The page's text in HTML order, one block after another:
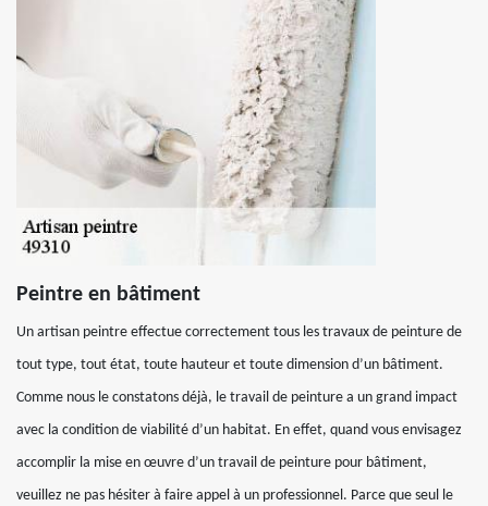
Peintre en bâtiment
Un artisan peintre effectue correctement tous les travaux de peinture de
tout type, tout état, toute hauteur et toute dimension d’un bâtiment.
Comme nous le constatons déjà, le travail de peinture a un grand impact
avec la condition de viabilité d’un habitat. En effet, quand vous envisagez
accomplir la mise en œuvre d’un travail de peinture pour bâtiment,
veuillez ne pas hésiter à faire appel à un professionnel. Parce que seul le